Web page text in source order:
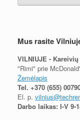
Mus rasite
VILNIUJE -
"Rimi" prie
Žemėlapis
Tel. +370 (655)
El. p.
Darbo laikas: I-V 9-